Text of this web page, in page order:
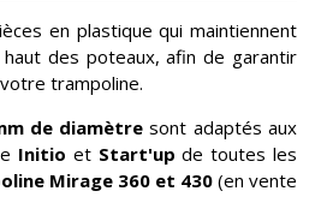
en plastique qui maintiennent
des poteaux, afin de garantir
trampoline.
de diamètre sont adaptés aux
Initio et Start'up de toutes les
Mirage 360 et 430 (en vente